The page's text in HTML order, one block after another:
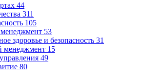
44
311
105
53
здоровье и безопасность 31
менеджмент 15
49
80